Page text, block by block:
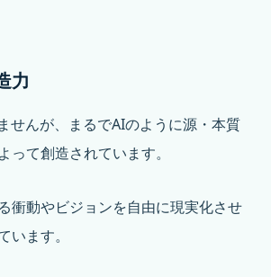
力
せんが、まるでAIのように源・本質
って創造されています。
衝動やビジョンを自由に現実化させ
います。